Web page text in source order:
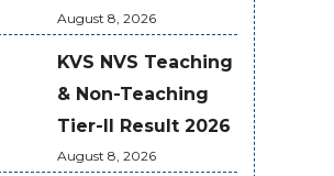
August 8, 2026
KVS NVS Teaching
& Non-Teaching
Tier-II Result 2026
August 8, 2026